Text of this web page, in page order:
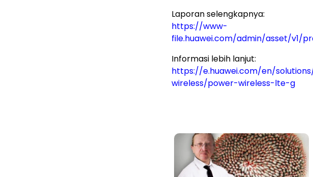
Laporan selengkapnya:
https://www-
file.huawei.com/admin/asset/v1/
Informasi lebih lanjut:
https://e.huawei.com/en/
wireless/power-wireless-lte-g